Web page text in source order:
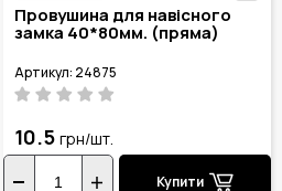
Провушина для навісного
замка 40*80мм. (пряма)
Артикул: 24875
10.5 грн/шт.
Купити